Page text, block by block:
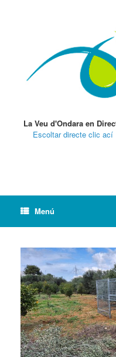
La Veu d'Ondara en
Escoltar directe clic ací
Menú